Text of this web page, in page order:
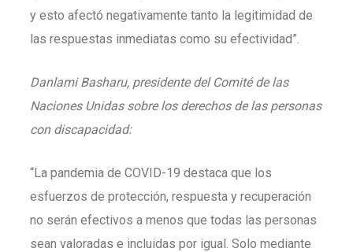
y esto afectó negativamente tanto la legitimidad de
las respuestas inmediatas como su efectividad”.
Danlami Basharu, presidente del Comité de las
Naciones Unidas sobre los derechos de las personas
con discapacidad:
“La pandemia de COVID-19 destaca que los
esfuerzos de protección, respuesta y recuperación
no serán efectivos a menos que todas las personas
sean valoradas e incluidas por igual. Solo mediante